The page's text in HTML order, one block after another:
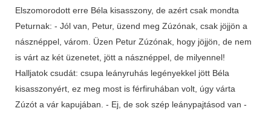
Elszomorodott erre Béla kisasszony, de azért csak mondta
Peturnak: - Jól van, Petur, üzend meg Zúzónak, csak jöjjön a
násznéppel, várom. Üzen Petur Zúzónak, hogy jöjjön, de nem
is várt az két üzenetet, jött a násznéppel, de milyennel!
Halljatok csudát: csupa leányruhás legényekkel jött Béla
kisasszonyért, ez meg most is férfiruhában volt, úgy várta
Zúzót a vár kapujában. - Ej, de sok szép leánypajtásod van -